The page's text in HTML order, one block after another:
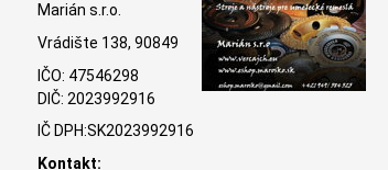
Marián s.r.o.
Vrádište 138, 90849
IČO: 47546298
DIČ: 2023992916
IČ DPH:SK2023992916
Kontakt: